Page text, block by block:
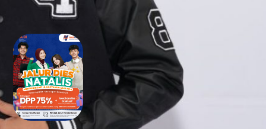
Tidak Lolos UTBK SNBT di PTN?
Jangan Khawatir, Ini Jalan
Terbaikmu untuk Tetap Kuliah
di Kampus Berkualitas